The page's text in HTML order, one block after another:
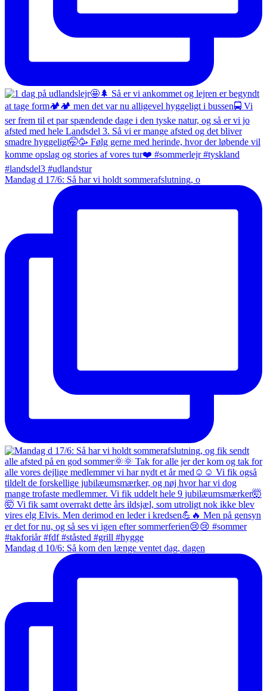
Mandag d 17/6: Så har vi holdt sommerafslutning, o
Mandag d 10/6: Så kom den længe ventet dag, dagen